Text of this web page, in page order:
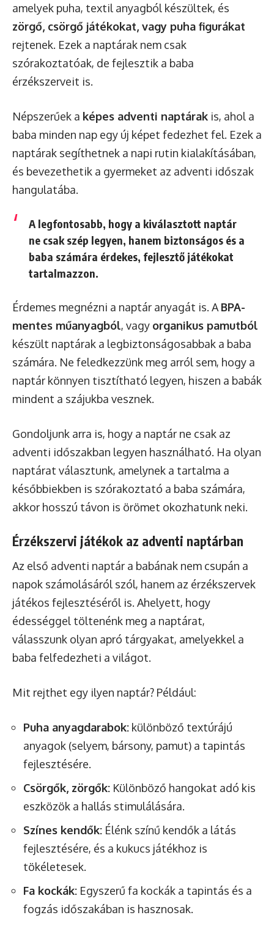
amelyek puha, textil anyagból készültek, és
zörgő, csörgő játékokat, vagy puha figurákat
rejtenek. Ezek a naptárak nem csak
szórakoztatóak, de fejlesztik a baba
érzékszerveit is.
Népszerűek a képes adventi naptárak is, ahol a
baba minden nap egy új képet fedezhet fel. Ezek a
naptárak segíthetnek a napi rutin kialakításában,
és bevezethetik a gyermeket az adventi időszak
hangulatába.
A legfontosabb, hogy a kiválasztott naptár
ne csak szép legyen, hanem biztonságos és a
baba számára érdekes, fejlesztő játékokat
tartalmazzon.
Érdemes megnézni a naptár anyagát is. A BPA-
mentes műanyagból, vagy organikus pamutból
készült naptárak a legbiztonságosabbak a baba
számára. Ne feledkezzünk meg arról sem, hogy a
naptár könnyen tisztítható legyen, hiszen a babák
mindent a szájukba vesznek.
Gondoljunk arra is, hogy a naptár ne csak az
adventi időszakban legyen használható. Ha olyan
naptárat választunk, amelynek a tartalma a
későbbiekben is szórakoztató a baba számára,
akkor hosszú távon is örömet okozhatunk neki.
Érzékszervi játékok az adventi naptárban
Az első adventi naptár a babának nem csupán a
napok számolásáról szól, hanem az érzékszervek
játékos fejlesztéséről is. Ahelyett, hogy
édességgel töltenénk meg a naptárat,
válasszunk olyan apró tárgyakat, amelyekkel a
baba felfedezheti a világot.
Mit rejthet egy ilyen naptár? Például:
Puha anyagdarabok: különböző textúrájú
anyagok (selyem, bársony, pamut) a tapintás
fejlesztésére.
Csörgők, zörgők: Különböző hangokat adó kis
eszközök a hallás stimulálására.
Színes kendők: Élénk színű kendők a látás
fejlesztésére, és a kukucs játékhoz is
tökéletesek.
Fa kockák: Egyszerű fa kockák a tapintás és a
fogzás időszakában is hasznosak.